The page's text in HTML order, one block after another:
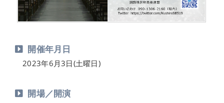
開催年月日
2023年6月3日(土曜日)
開場／開演